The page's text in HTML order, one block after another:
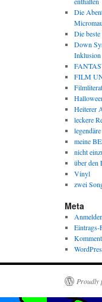
Die
Die
Down
Inklusion
FILM
Heiterer
leckere
meine
nicht
über den
Vinyl
zwei
Meta
Anmelden
Eintrags-
Proudly